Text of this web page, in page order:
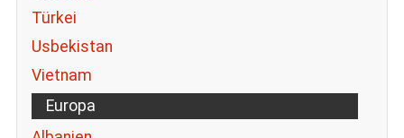
Türkei
Usbekistan
Vietnam
Europa